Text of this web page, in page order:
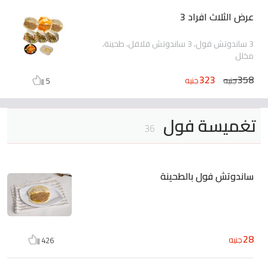
عرض الثلاث افراد 3
3 ساندوتش فول، 3 ساندوتش فلافل، طحينة،
مخلل
358جنيه 323جنيه 5
تغميسة فول 36
ساندوتش فول بالطحينة
28جنيه 426